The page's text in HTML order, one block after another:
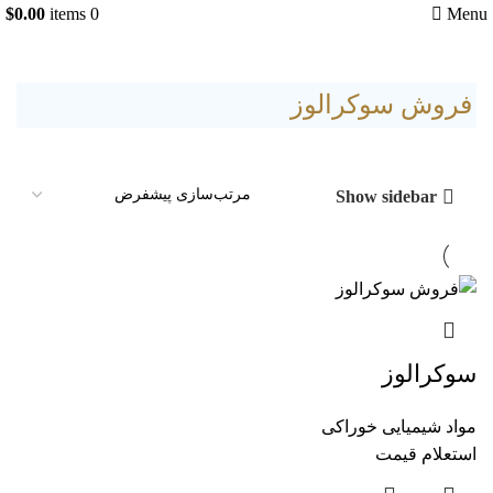
Menu
0
items
$0.00
فروش سوکرالوز
Show sidebar
سوکرالوز
مواد شیمیایی خوراکی
استعلام قیمت